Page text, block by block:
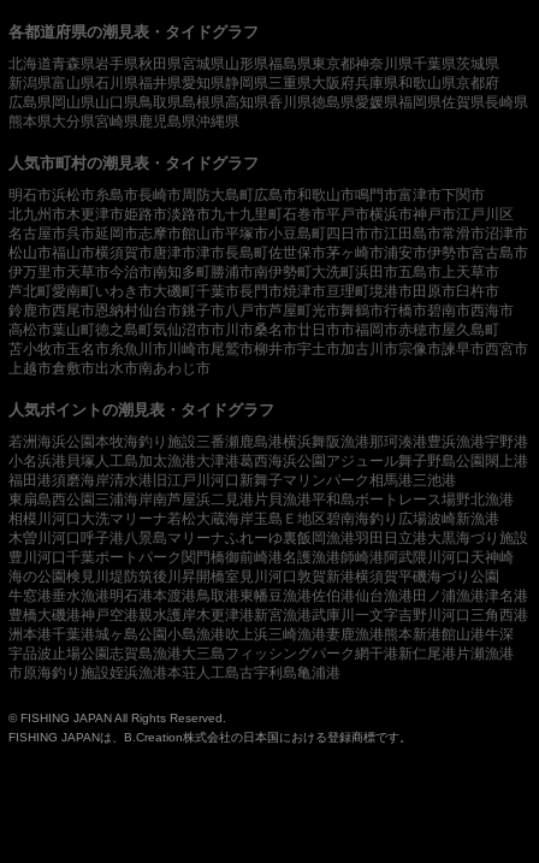
各都道府県の潮見表・タイドグラフ
北海道青森県岩手県秋田県宮城県山形県福島県東京都神奈川県千葉県茨城県
新潟県富山県石川県福井県愛知県静岡県三重県大阪府兵庫県和歌山県京都府
広島県岡山県山口県鳥取県島根県高知県香川県徳島県愛媛県福岡県佐賀県長崎県
熊本県大分県宮崎県 鹿児島県沖縄県
人気市町村の潮見表・タイドグラフ
明石市浜松市糸島市長崎市周防大島町広島市和歌山市鳴門市富津市下関市
北九州市木更津市姫路市淡路市九十九里町石巻市平戸市横浜市神戸市江戸川区
名古屋市呉市延岡市志摩市館山市平塚市小豆島町四日市市江田島市常滑市沼津市
松山市福山市横須賀市唐津市津市長島町佐世保市茅ヶ崎市浦安市伊勢市宮古島市
伊万里市天草市今治市南知多町勝浦市南伊勢町大洗町浜田市五島市 上天草市
芦北町愛南町いわき市大磯町千葉市長門市焼津市亘理町境港市田原市臼杵市
鈴鹿市西尾市恩納村仙台市銚子市八戸市芦屋町光市舞鶴市行橋市碧南市西海市
高松市葉山町徳之島町気仙沼市市川市桑名市廿日市市福岡市赤穂市屋久島町
苫小牧市玉名市糸魚川市 川崎市尾鷲市柳井市宇土市加古川市宗像市諫早市西宮市
上越市倉敷市出水市南あわじ市
人気ポイントの潮見表・タイドグラフ
若洲海浜公園本牧海釣り施設三番瀬 鹿島港横浜舞阪漁港那珂湊港豊浜漁港宇野港
小名浜港 貝塚人工島加太漁港大津港葛西海浜公園アジュール舞子野島公園閖上港
福田港須磨海岸清水港 旧江戸川河口 新舞子マリンパーク相馬港三池港
東扇島西公園三浦海岸南芦屋浜二見港 片貝漁港平和島ボートレース場野北漁港
相模川河口 大洗マリーナ若松大蔵海岸玉島Ｅ地区碧南海釣り広場波崎新漁港
木曽川河口呼子港 八景島マリーナふれーゆ裏飯岡漁港羽田 日立港大黒海づり施設
豊川河口千葉ポートパーク関門橋御前崎港名護漁港師崎港阿武隈川河口 天神崎
海の公園検見川堤防筑後川昇開橋室見川河口敦賀新港横須賀平磯海づり公園
牛窓港垂水漁港明石港本渡港鳥取港東幡豆漁港佐伯港仙台漁港田ノ浦漁港津名港
豊橋大磯港神戸空港親水護岸木更津港新宮漁港武庫川一文字吉野川河口 三角西港
洲本港千葉港城ヶ島公園小島漁港吹上浜三崎漁港妻鹿漁港熊本新港館山港牛深
宇品波止場公園志賀島漁港大三島フィッシングパーク網干港新仁尾港 片瀬漁港
市原海釣り施設姪浜漁港本荘人工島古宇利島亀浦港
© FISHING JAPAN All Rights Reserved.
FISHING JAPANは、B.Creation株式会社の日本国における登録商標です。